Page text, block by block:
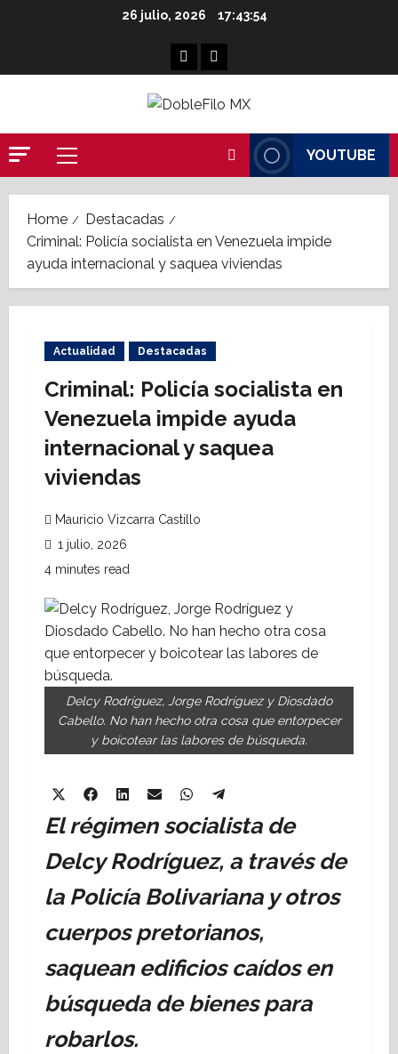
26 julio, 2026 17:43:54
FacebookLinkedin
Primary
YOUTUBE
Home
Destacadas
Criminal: Policía socialista en Venezuela impide
ayuda internacional y saquea viviendas
Actualidad Destacadas
Criminal: Policía socialista en
Venezuela impide ayuda
internacional y saquea
viviendas
Mauricio Vizcarra Castillo
1 julio, 2026
4 minutes read
Delcy Rodríguez, Jorge Rodríguez y Diosdado
Cabello. No han hecho otra cosa que entorpecer
y boicotear las labores de búsqueda.
Share
on
(Twitter)
Share
on
Facebook
Share
on
LinkedIn
Share
on
Email
Share
on
WhatsApp
on
El régimen socialista de
Delcy Rodríguez, a través de
la Policía Bolivariana y otros
cuerpos pretorianos,
saquean edificios caídos en
búsqueda de bienes para
robarlos.